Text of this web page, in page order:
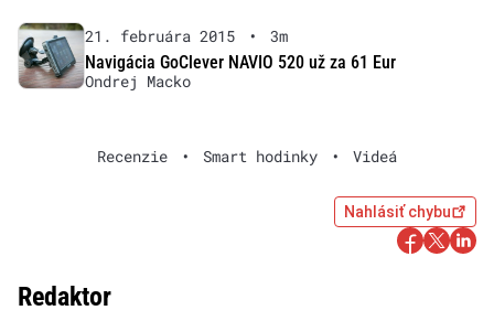
21. februára 2015 •
3m
Navigácia GoClever NAVIO 520 už za 61 Eur
Ondrej Macko
Recenzie • Smart hodinky • Videá
Nahlásiť chybu
Redaktor